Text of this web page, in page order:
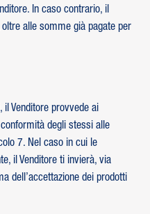
In caso contrario, il
alle somme già pagate per
il Venditore provvede ai
degli stessi alle
7. Nel caso in cui le
il Venditore ti invierà, via
dell’accettazione dei prodotti